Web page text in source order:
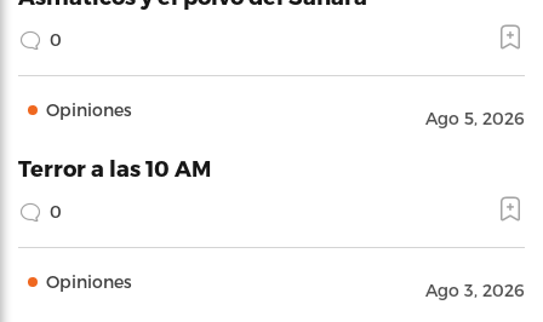
0
Opiniones Ago 5, 2026
Terror a las 10 AM
0
Opiniones Ago 3, 2026